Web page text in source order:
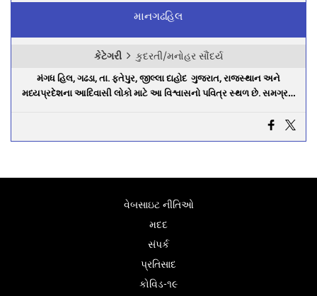
માનગઢહિલ
કેટેગરી કુદરતી/મનોહર સૌંદર્ય
મંગધ હિલ, ગઢડા, તા. ફતેપુર, જીલ્લા દાહોદ ગુજરાત, રાજસ્થાન અને
મધ્યપ્રદેશના આદિવાસી લોકો માટે આ વિશ્વાસનો પવિત્ર સ્થળ છે. સમગ્ર…
વેબસાઇટ નીતિઓ
મદદ
સંપર્ક
પ્રતિસાદ
કોવિડ-૧૯